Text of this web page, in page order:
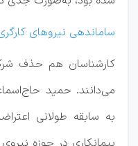
ساماندهی نیرو‌های
کارشناسان هم حذف
می‌دانند. حمید
به سابقه طولانی